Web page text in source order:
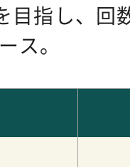
目指し、回
ス。